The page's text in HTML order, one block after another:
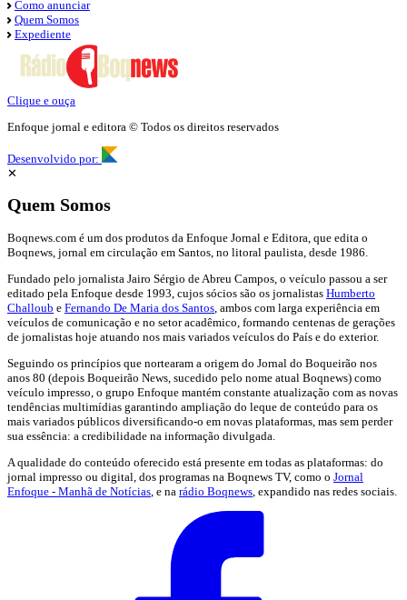
Como anunciar
Quem Somos
Expediente
Clique e ouça
Enfoque jornal e editora © Todos os direitos reservados
Desenvolvido por:
✕
Quem Somos
Boqnews.com é um dos produtos da Enfoque Jornal e Editora, que edita o
Boqnews, jornal em circulação em Santos, no litoral paulista, desde 1986.
Fundado pelo jornalista Jairo Sérgio de Abreu Campos, o veículo passou a ser
editado pela Enfoque desde 1993, cujos sócios são os jornalistas Humberto
Challoub e Fernando De Maria dos Santos , ambos com larga experiência em
veículos de comunicação e no setor acadêmico, formando centenas de gerações
de jornalistas hoje atuando nos mais variados veículos do País e do exterior.
Seguindo os princípios que nortearam a origem do Jornal do Boqueirão nos
anos 80 (depois Boqueirão News, sucedido pelo nome atual Boqnews) como
veículo impresso, o grupo Enfoque mantém constante atualização com as novas
tendências multimídias garantindo ampliação do leque de conteúdo para os
mais variados públicos diversificando-o em novas plataformas, mas sem perder
sua essência: a credibilidade na informação divulgada.
A qualidade do conteúdo oferecido está presente em todas as plataformas: do
jornal impresso ou digital, dos programas na Boqnews TV, como o Jornal
Enfoque - Manhã de Notícias , e na rádio Boqnews , expandido nas redes sociais.